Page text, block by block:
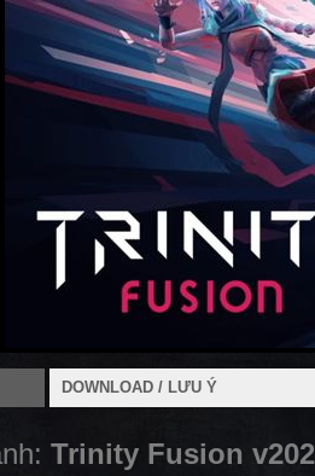
DOWNLOAD / LƯU Ý
Trinity Fusion